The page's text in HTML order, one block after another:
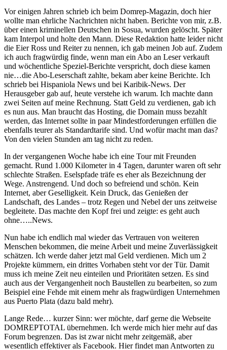
Vor einigen Jahren schrieb ich beim Domrep-Magazin, doch hier
wollte man ehrliche Nachrichten nicht haben. Berichte von mir, z.B.
über einen kriminellen Deutschen in Sosua, wurden gelöscht. Später
kam Interpol und holte den Mann. Diese Redaktion hatte leider nicht
die Eier Ross und Reiter zu nennen, ich gab meinen Job auf. Zudem
ich auch fragwürdig finde, wenn man ein Abo an Leser verkauft
und wöchentliche Speziel-Berichte verspricht, doch diese kamen
nie…die Abo-Leserschaft zahlte, bekam aber keine Berichte. Ich
schrieb bei Hispaniola News und bei Karibik-News. Der
Herausgeber gab auf, heute verstehe ich warum. Ich machte dann
zwei Seiten auf meine Rechnung. Statt Geld zu verdienen, gab ich
es nun aus. Man braucht das Hosting, die Domain muss bezahlt
werden, das Internet sollte in paar Mindestforderungen erfüllen die
ebenfalls teurer als Standardtarife sind. Und wofür macht man das?
Von den vielen Stunden am tag nicht zu reden.
In der vergangenen Woche habe ich eine Tour mit Freunden
gemacht. Rund 1.000 Kilometer in 4 Tagen, darunter waren oft sehr
schlechte Straßen. Eselspfade träfe es eher als Bezeichnung der
Wege. Anstrengend. Und doch so befreiend und schön. Kein
Internet, aber Geselligkeit. Kein Druck, das Genießen der
Landschaft, des Landes – trotz Regen und Nebel der uns zeitweise
begleitete. Das machte den Kopf frei und zeigte: es geht auch
ohne…..News.
Nun habe ich endlich mal wieder das Vertrauen von weiteren
Menschen bekommen, die meine Arbeit und meine Zuverlässigkeit
schätzen. Ich werde daher jetzt mal Geld verdienen. Mich um 2
Projekte kümmern, ein drittes Vorhaben steht vor der Tür. Damit
muss ich meine Zeit neu einteilen und Prioritäten setzen. Es sind
auch aus der Vergangenheit noch Baustellen zu bearbeiten, so zum
Beispiel eine Fehde mit einem mehr als fragwürdigen Unternehmen
aus Puerto Plata (dazu bald mehr).
Lange Rede… kurzer Sinn: wer möchte, darf gerne die Webseite
DOMREPTOTAL übernehmen. Ich werde mich hier mehr auf das
Forum begrenzen. Das ist zwar nicht mehr zeitgemäß, aber
wesentlich effektiver als Facebook. Hier findet man Antworten zu